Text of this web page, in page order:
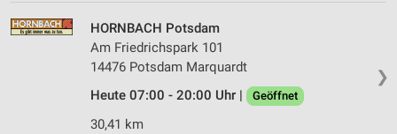
❯
HORNBACH Potsdam
Am Friedrichspark 101
14476 Potsdam Marquardt
Heute 07:00 - 20:00 Uhr |
Geöffnet
30,41 km